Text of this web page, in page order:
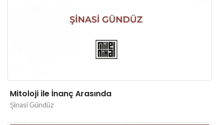
Mitoloji ile İnanç Arasında
Şinasi Gündüz